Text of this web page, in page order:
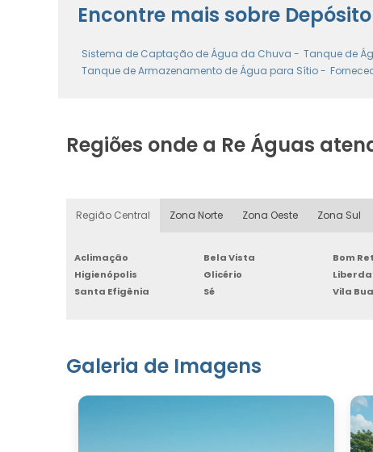
Encontre mais sobre
Sistema de Captação de Água da Chuva - Tanque de
Tanque de Armazenamento de Água para Sítio -
Regiões onde a Re Águas
Região Central Zona Norte Zona Oeste Zona Sul
Aclimação Bela Vista Bom
Higienópolis
Glicério
Santa Efigênia
Sé Vila
Galeria de Imagens